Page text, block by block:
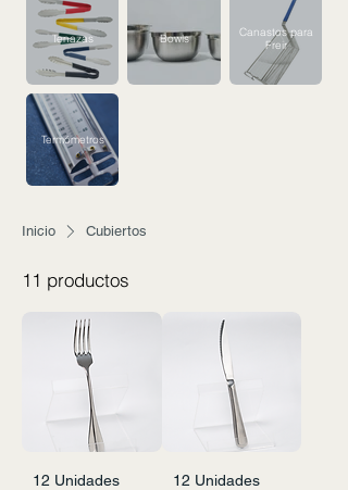
Tenazas Bowls
Canastos para
Freir
Termómetros
Inicio Cubiertos
11 productos
12 Unidades
12 Unidades